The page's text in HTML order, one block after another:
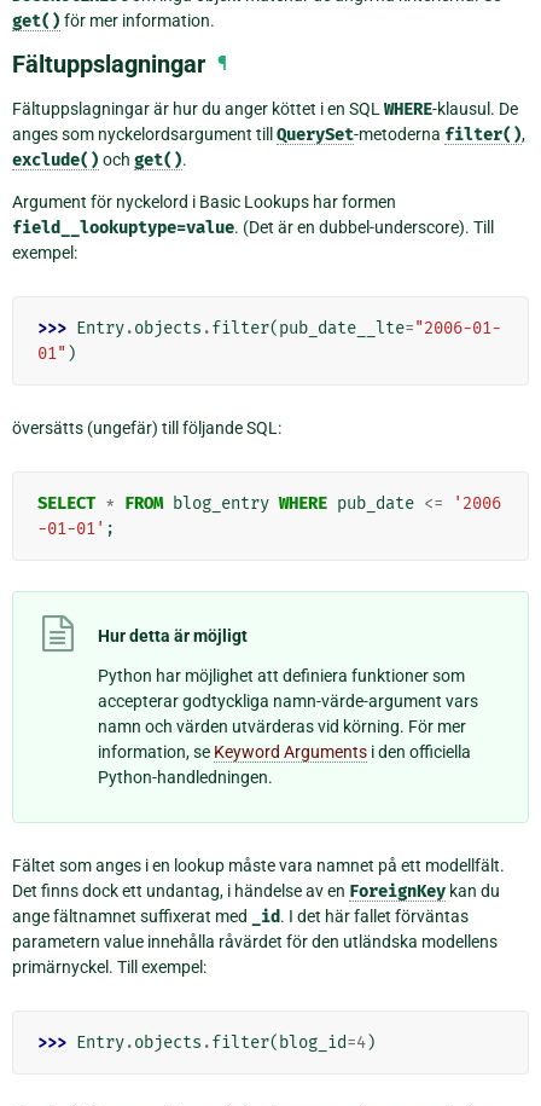
get() för mer information.
Fältuppslagningar ¶
Fältuppslagningar är hur du anger köttet i en SQLWHERE-klausul. De
anges som nyckelordsargument till QuerySet-metoderna filter(),
exclude() och get().
Argument för nyckelord i Basic Lookups har formen
field__lookuptype=value. (Det är en dubbel-underscore). Till
exempel:
>>> Entry.objects .filter(pub_date__lte="2006-01-
01" )
översätts (ungefär) till följande SQL:
SELECT * FROM blog_entry WHERE pub_date <=
'2006
-01-01' ;
Hur detta är möjligt
Python har möjlighet att definiera funktioner som
accepterar godtyckliga namn-värde-argument vars
namn och värden utvärderas vid körning. För mer
information, se Keyword Arguments i den officiella
Python-handledningen.
Fältet som anges i en lookup måste vara namnet på ett modellfält.
Det finns dock ett undantag, i händelse av en ForeignKey kan du
ange fältnamnet suffixerat med
_id. I det här fallet förväntas
parametern value innehålla råvärdet för den utländska modellens
primärnyckel. Till exempel:
>>> Entry.objects .filter( blog_id=4)